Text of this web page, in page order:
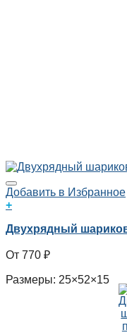
Добавить в Избранное
+
Двухрядный
770 ₽
Размеры: 25×52×15